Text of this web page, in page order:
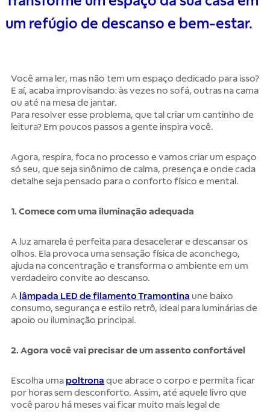
um refúgio de descanso e bem-estar.
Você ama ler, mas não tem um espaço dedicado para isso?
E aí, acaba improvisando: às vezes no sofá, outras na cama
ou até na mesa de jantar.
Para resolver esse problema, que tal criar um cantinho de
leitura? Em poucos passos a gente inspira você.
Agora, respira, foca no processo e vamos criar um espaço
só seu, que seja sinônimo de calma, presença e onde cada
detalhe seja pensado para o conforto físico e mental.
1. Comece com uma iluminação adequada
A luz amarela é perfeita para desacelerar e descansar os
olhos. Ela provoca uma sensação física de aconchego,
ajuda na concentração e transforma o ambiente em um
verdadeiro convite ao descanso.
A lâmpada LED de filamento Tramontina une baixo
consumo, segurança e estilo retrô, ideal para luminárias de
apoio ou iluminação principal.
2. Agora você vai precisar de um assento confortável
Escolha uma poltrona que abrace o corpo e permita ficar
por horas sem desconforto. Assim, até aquele livro que
você parou há meses vai ficar muito mais legal de